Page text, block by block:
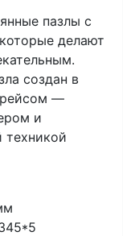
пазлы с
делают
создан в
—
и